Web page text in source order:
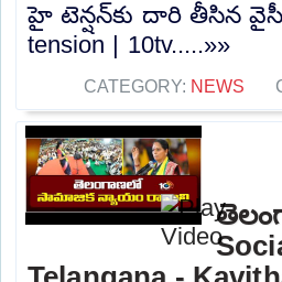
హై టెన్షన్‌కు దారి తీసిన
tension | 10tv.....»»
CATEGORY: NEWS